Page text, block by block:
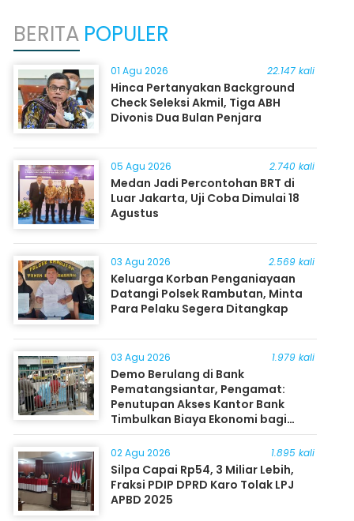
BERITA POPULER
01 Agu 2026 22.147 kali
Hinca Pertanyakan Background
Check Seleksi Akmil, Tiga ABH
Divonis Dua Bulan Penjara
05 Agu 2026 2.740 kali
Medan Jadi Percontohan BRT di
Luar Jakarta, Uji Coba Dimulai 18
Agustus
03 Agu 2026 2.569 kali
Keluarga Korban Penganiayaan
Datangi Polsek Rambutan, Minta
Para Pelaku Segera Ditangkap
03 Agu 2026 1.979 kali
Demo Berulang di Bank
Pematangsiantar, Pengamat:
Penutupan Akses Kantor Bank
Timbulkan Biaya Ekonomi bagi
Masyarakat
02 Agu 2026 1.895 kali
Silpa Capai Rp54, 3 Miliar Lebih,
Fraksi PDIP DPRD Karo Tolak LPJ
APBD 2025